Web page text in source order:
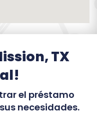
TX
el préstamo
necesidades.